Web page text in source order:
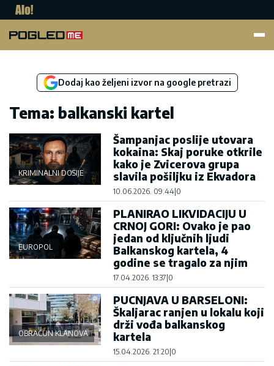
Dodaj kao željeni izvor na google pretrazi
Tema: balkanski kartel
KRIMINALNI DOSIJE
Šampanjac poslije utovara
kokaina: Skaj poruke otkrile
kako je Zvicerova grupa
slavila pošiljku iz Ekvadora
10.06.2026. 09:44 0
EUROPOL
PLANIRAO LIKVIDACIJU U
CRNOJ GORI: Ovako je pao
jedan od ključnih ljudi
Balkanskog kartela, 4
godine se tragalo za njim
17.04.2026. 13:37 0
OBRAČUN KLANOVA
PUCNJAVA U BARSELONI:
Škaljarac ranjen u lokalu koji
drži vođa balkanskog
kartela
15.04.2026. 21:20 0